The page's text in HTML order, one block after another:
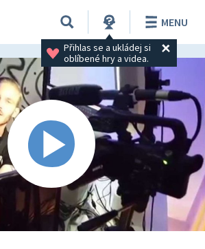
Přihlas se a ukládej si
oblíbené hry a videa.
MENU